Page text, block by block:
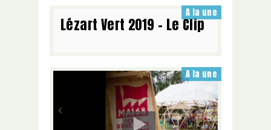
A la une
Lézart Vert 2019 – Le Clip
A la une